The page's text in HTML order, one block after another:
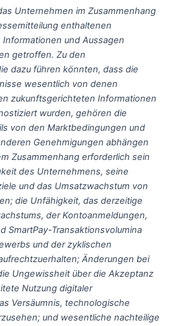
Unternehmen im Zusammenhang
enthaltenen
und Aussagen
getroffen. Zu den
dazu führen könnten, dass die
wesentlich von denen
zukunftsgerichteten Informationen
wurden, gehören die
von den Marktbedingungen und
Genehmigungen abhängen
Zusammenhang erforderlich sein
des Unternehmens, seine
und das Umsatzwachstum von
die Unfähigkeit, das derzeitige
der Kontoanmeldungen,
SmartPay-Transaktionsvolumina
und der zyklischen
Änderungen bei
Ungewissheit über die Akzeptanz
Nutzung digitaler
Versäumnis, technologische
und wesentliche nachteilige